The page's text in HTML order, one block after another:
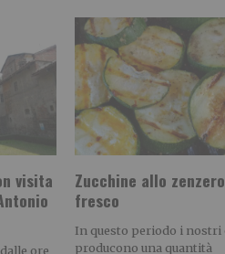
visita
ore
Zucchine allo zenzero
fresco
In questo periodo i nostri
producono una quantità